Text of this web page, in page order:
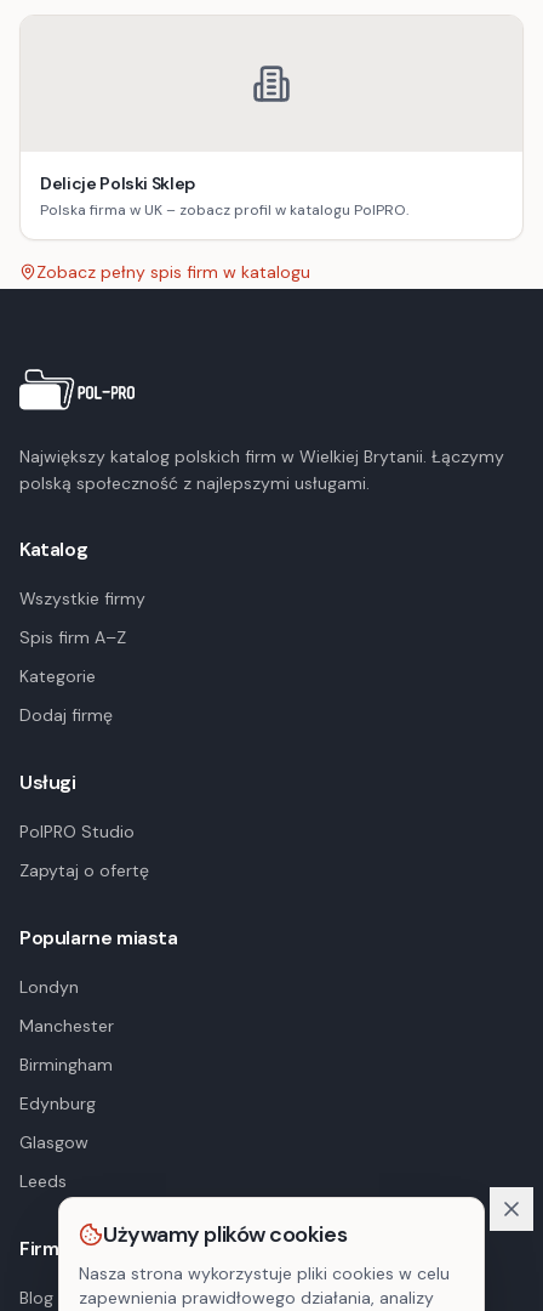
Delicje Polski Sklep
Polska firma w UK – zobacz profil w katalogu PolPRO.
Zobacz pełny spis firm w katalogu
Największy katalog polskich firm w Wielkiej Brytanii. Łączymy
polską społeczność z najlepszymi usługami.
Katalog
Wszystkie firmy
Spis firm A–Z
Kategorie
Dodaj firmę
Usługi
PolPRO Studio
Zapytaj o ofertę
Popularne miasta
Londyn
Manchester
Birmingham
Edynburg
Glasgow
Leeds
Firma
Blog
Używamy plików cookies
Nasza strona wykorzystuje pliki cookies w celu
zapewnienia prawidłowego działania, analizy